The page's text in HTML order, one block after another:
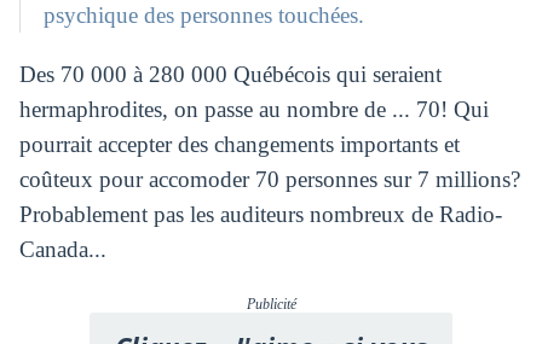
psychique des personnes touchées.
Des 70 000 à 280 000 Québécois qui seraient
hermaphrodites, on passe au nombre de ... 70! Qui
pourrait accepter des changements importants et
coûteux pour accomoder 70 personnes sur 7 millions?
Probablement pas les auditeurs nombreux de Radio-
Canada...
Publicité